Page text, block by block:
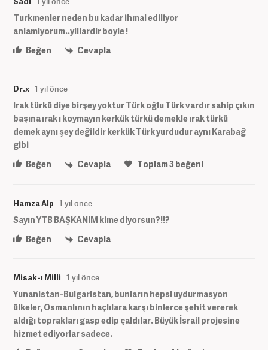
Turkmenler neden bu kadar ihmal ediliyor
anlamiyorum..yillardir boyle !
Beğen
Cevapla
Dr.x 1 yıl önce
Irak türkü diye birşey yoktur Türk oğlu Türk vardır sahip çıkın
başına ırak ı koymayın kerkük türkü demekle ırak türkü
demek aynı şey değildir kerkük Türk yurdudur aynı Karabağ
gibi
Beğen
Cevapla Toplam3beğeni
Hamza Alp 1 yıl önce
Sayın YTB BAŞKANIM kime diyorsun?!!?
Beğen
Cevapla
Misak-ı Milli 1 yıl önce
Yunanistan-Bulgaristan, bunların hepsi uydurmasyon
ülkeler, Osmanlının haçlılara karşı binlerce şehit vererek
aldığı toprakları gasp edip çaldılar. Büyük İsrail projesine
hizmet ediyorlar sadece.